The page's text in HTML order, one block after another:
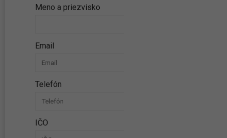
Meno a priezvisko
Email
Telefón
IČO